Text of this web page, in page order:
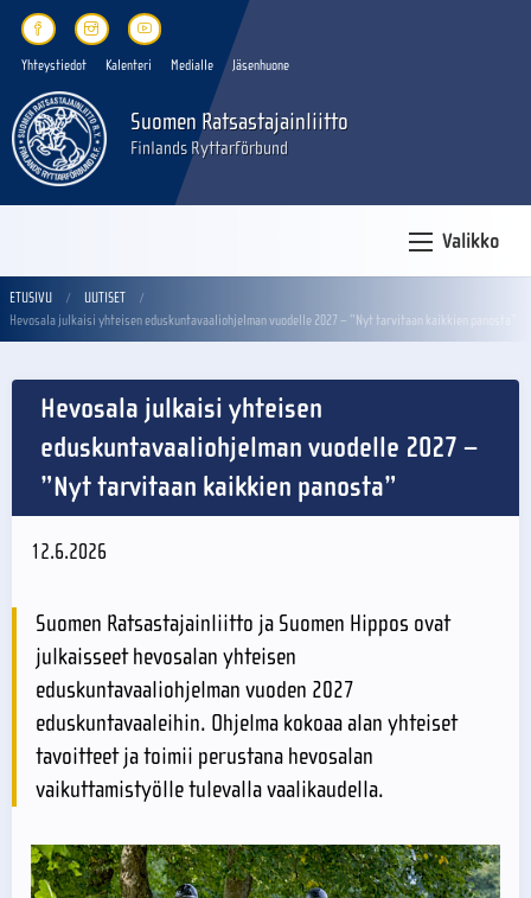
Yhteystiedot Kalenteri Medialle Jäsenhuone
Suomen Ratsastajainliitto
Finlands Ryttarförbund
Valikko
ETUSIVU
UUTISET
Hevosala julkaisi yhteisen eduskuntavaaliohjelman vuodelle 2027 – ”Nyt tarvitaan kaikkien panosta”
Hevosala julkaisi yhteisen
eduskuntavaaliohjelman vuodelle 2027 –
”Nyt tarvitaan kaikkien panosta”
12.6.2026
Suomen Ratsastajainliitto ja Suomen Hippos ovat
julkaisseet hevosalan yhteisen
eduskuntavaaliohjelman vuoden 2027
eduskuntavaaleihin. Ohjelma kokoaa alan yhteiset
tavoitteet ja toimii perustana hevosalan
vaikuttamistyölle tulevalla vaalikaudella.